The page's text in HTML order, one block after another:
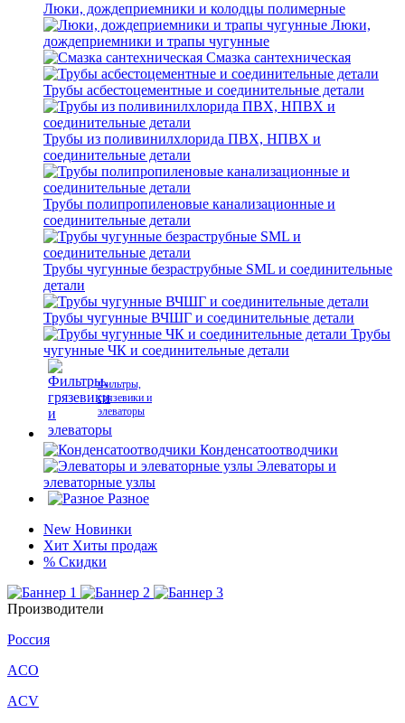
Люки, дождеприемники и колодцы полимерные
Люки,
дождеприемники и трапы чугунные
Смазка сантехническая
Трубы асбестоцементные и соединительные детали
Трубы из поливинилхлорида ПВХ, НПВХ и
соединительные детали
Трубы полипропиленовые канализационные и
соединительные детали
Трубы чугунные безраструбные SML и соединительные
детали
Трубы чугунные ВЧШГ и соединительные детали
Трубы
чугунные ЧК и соединительные детали
Фильтры,
грязевики и
элеваторы
Конденсатоотводчики
Элеваторы и
элеваторные узлы
Разное
New Новинки
Хит Хиты продаж
% Скидки
Производители
Россия
ACO
ACV